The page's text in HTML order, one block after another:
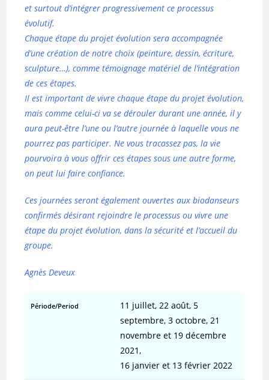
et surtout d’intégrer progressivement ce processus
évolutif.
Chaque étape du projet évolution sera accompagnée
d’une création de notre choix (peinture, dessin, écriture,
sculpture…), comme témoignage matériel de l’intégration
de ces étapes.
Il est important de vivre chaque étape du projet évolution,
mais comme celui-ci va se dérouler durant une année, il y
aura peut-être l’une ou l’autre journée à laquelle vous ne
pourrez pas participer. Ne vous tracassez pas, la vie
pourvoira à vous offrir ces étapes sous une autre forme,
on peut lui faire confiance.
Ces journées seront également ouvertes aux biodanseurs
confirmés désirant rejoindre le processus ou vivre une
étape du projet évolution, dans la sécurité et l’accueil du
groupe.
Agnès Deveux
Période/Period
11 juillet, 22 août, 5
septembre, 3 octobre, 21
novembre et 19 décembre
2021,
16 janvier et 13 février 2022